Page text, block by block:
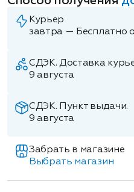
Курьер
завтра — Бесплатно
СДЭК. Доставка
9 августа
СДЭК. Пункт выдачи.
9 августа
Забрать в магазине
Выбрать магазин